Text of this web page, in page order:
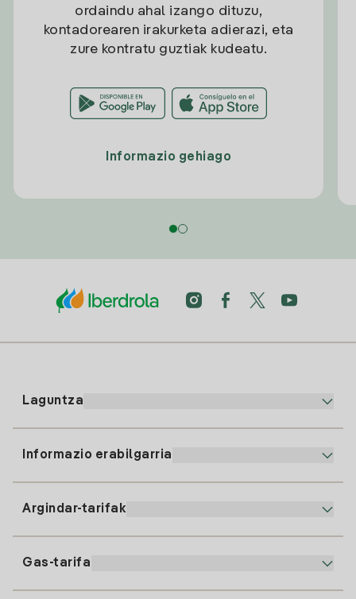
ordaindu ahal izango dituzu,
kontadorearen irakurketa adierazi, eta
zure kontratu guztiak kudeatu.
Informazio gehiago
Laguntza
91 919 52 73
clientes@tuiberdrola.es
Informazio erabilgarria
Argindar-tarifak
Gas-tarifa